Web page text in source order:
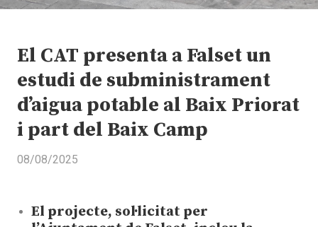
El CAT presenta a Falset un
estudi de subministrament
d’aigua potable al Baix Priorat
i part del Baix Camp
08/08/2025
El projecte, sol·licitat per